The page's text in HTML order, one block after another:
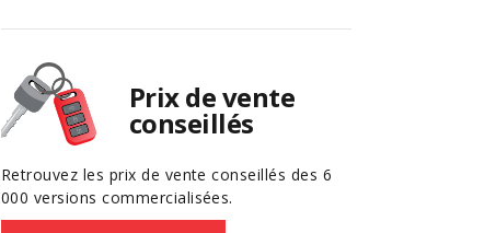
Prix de vente
conseillés
Retrouvez les prix de vente conseillés des 6
000 versions commercialisées.